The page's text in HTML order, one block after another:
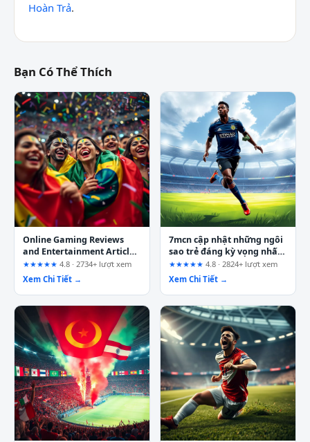
Hoàn Trả.
Bạn Có Thể Thích
Online Gaming Reviews
and Entertainment Articles
from go99.africa: A User
Journey Analysis
★★★★★ 4.8 · 2734+ lượt xem
Xem Chi Tiết →
7mcn cập nhật những ngôi
sao trẻ đáng kỳ vọng nhất
của bóng đá thế giới: Bức
tranh toàn cảnh từ dữ liệu
★★★★★ 4.8 · 2824+ lượt xem
Xem Chi Tiết →